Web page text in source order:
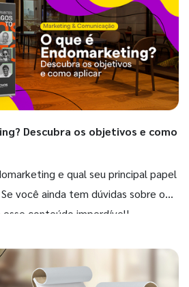
Descubra os objetivos e como
e qual seu principal papel
você ainda tem dúvidas sobre o
conteúdo imperdível!